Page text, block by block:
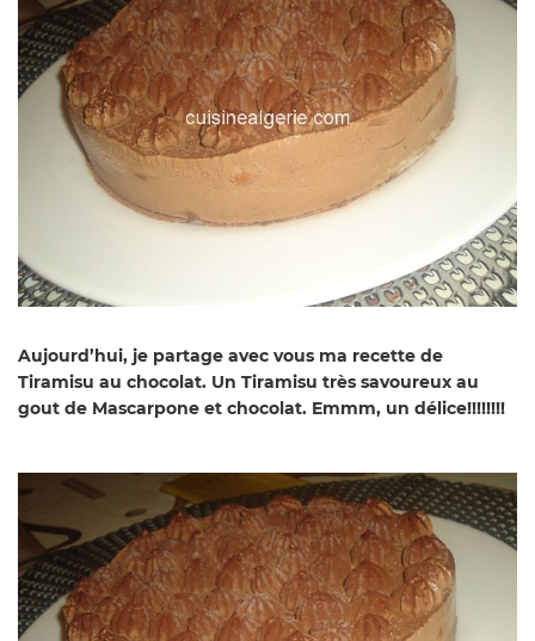
Aujourd’hui, je partage avec vous ma recette de
Tiramisu au chocolat. Un Tiramisu très savoureux au
gout de Mascarpone et chocolat. Emmm, un délice!!!!!!!!